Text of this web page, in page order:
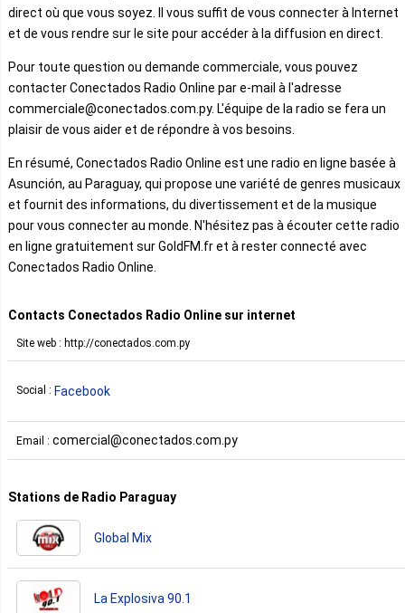
direct où que vous soyez. Il vous suffit de vous connecter à Internet
et de vous rendre sur le site pour accéder à la diffusion en direct.
Pour toute question ou demande commerciale, vous pouvez
contacter Conectados Radio Online par e-mail à l'adresse
commerciale@conectados.com.py. L'équipe de la radio se fera un
plaisir de vous aider et de répondre à vos besoins.
En résumé, Conectados Radio Online est une radio en ligne basée à
Asunción, au Paraguay, qui propose une variété de genres musicaux
et fournit des informations, du divertissement et de la musique
pour vous connecter au monde. N'hésitez pas à écouter cette radio
en ligne gratuitement sur GoldFM.fr et à rester connecté avec
Conectados Radio Online.
Contacts Conectados Radio Online sur internet
Site web : http://conectados.com.py
Social : Facebook
Email : comercial@conectados.com.py
Stations de Radio Paraguay
Global Mix
La Explosiva 90.1